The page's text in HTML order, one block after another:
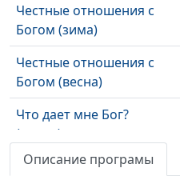
Честные отношения с
Богом (зима)
Честные отношения с
Богом (весна)
Что дает мне Бог?
(осень)
Что дает мне Бог?
Описание програмы